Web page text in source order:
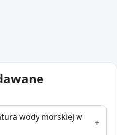
wody morskiej w